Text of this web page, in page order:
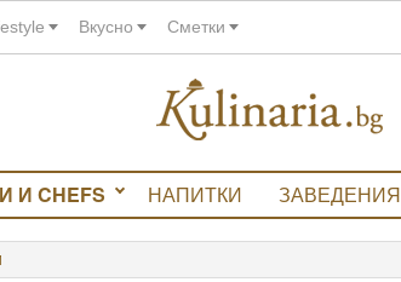
Вкусно Сметки
И CHEFS НАПИТКИ ЗАВЕДЕНИЯ